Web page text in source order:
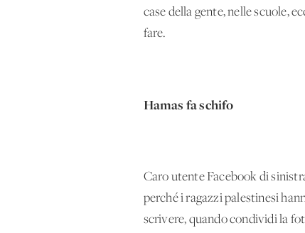
case della gente, nelle scuole,
fare.
Hamas fa schifo
Caro utente Facebook di
perché i ragazzi palestinesi
scrivere, quando condividi la